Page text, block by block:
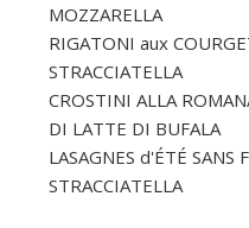
MOZZARELLA
RIGATONI aux
STRACCIATELLA
CROSTINI ALLA
DI LATTE DI BUFALA
LASAGNES d'ÉTÉ SANS
STRACCIATELLA